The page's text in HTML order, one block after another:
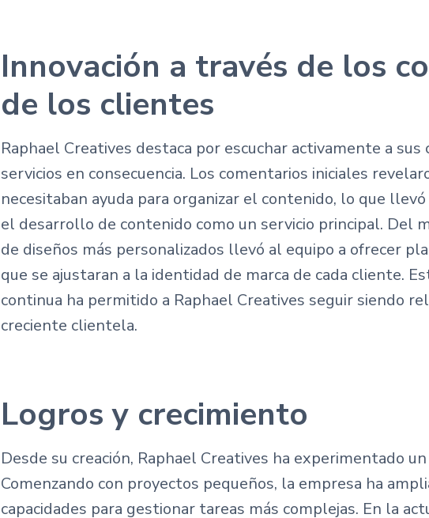
Innovación a través de los
de los clientes
Raphael Creatives destaca por escuchar activamente a
servicios en consecuencia. Los comentarios iniciales
necesitaban ayuda para organizar el contenido, lo que
el desarrollo de contenido como un servicio principal. Del
de diseños más personalizados llevó al equipo a ofrecer
que se ajustaran a la identidad de marca de cada cliente.
continua ha permitido a Raphael Creatives seguir siendo
creciente clientela.
Logros y crecimiento
Desde su creación, Raphael Creatives ha experimentado
Comenzando con proyectos pequeños, la empresa ha
capacidades para gestionar tareas más complejas. En la